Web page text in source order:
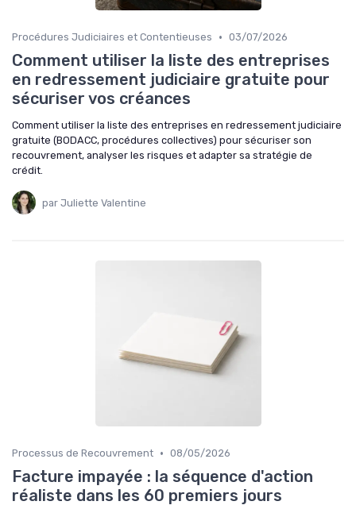
Procédures Judiciaires et Contentieuses • 03/07/2026
Comment utiliser la liste des entreprises
en redressement judiciaire gratuite pour
sécuriser vos créances
Comment utiliser la liste des entreprises en redressement judiciaire
gratuite (BODACC, procédures collectives) pour sécuriser son
recouvrement, analyser les risques et adapter sa stratégie de
crédit.
par Juliette Valentine
Processus de Recouvrement • 08/05/2026
Facture impayée : la séquence d'action
réaliste dans les 60 premiers jours